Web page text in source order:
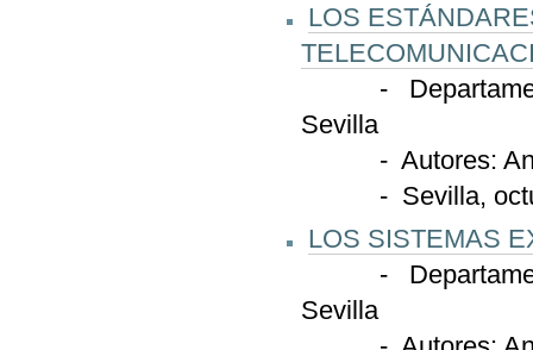
LOS
- Departamento
Sevilla
- Autores:
- Sevilla,
LOS SISTEMAS
- Departamento
Sevilla